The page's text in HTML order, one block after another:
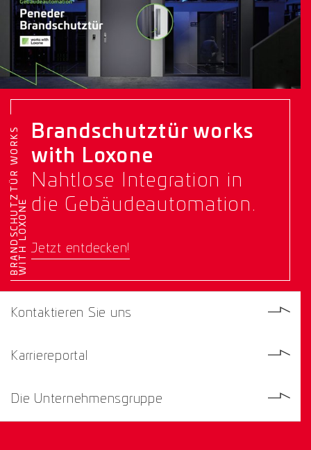
B
R
A
N
D
S
C
H
U
T
Z
T
Ü
R
W
O
R
K
S
W
I
T
H
L
O
X
O
NE
Brandschutztür works
with Loxone
Nahtlose Integration in
die Gebäudeautomation.
Jetzt entdecken!
Kontaktieren Sie uns
Karriereportal
Die Unternehmensgruppe